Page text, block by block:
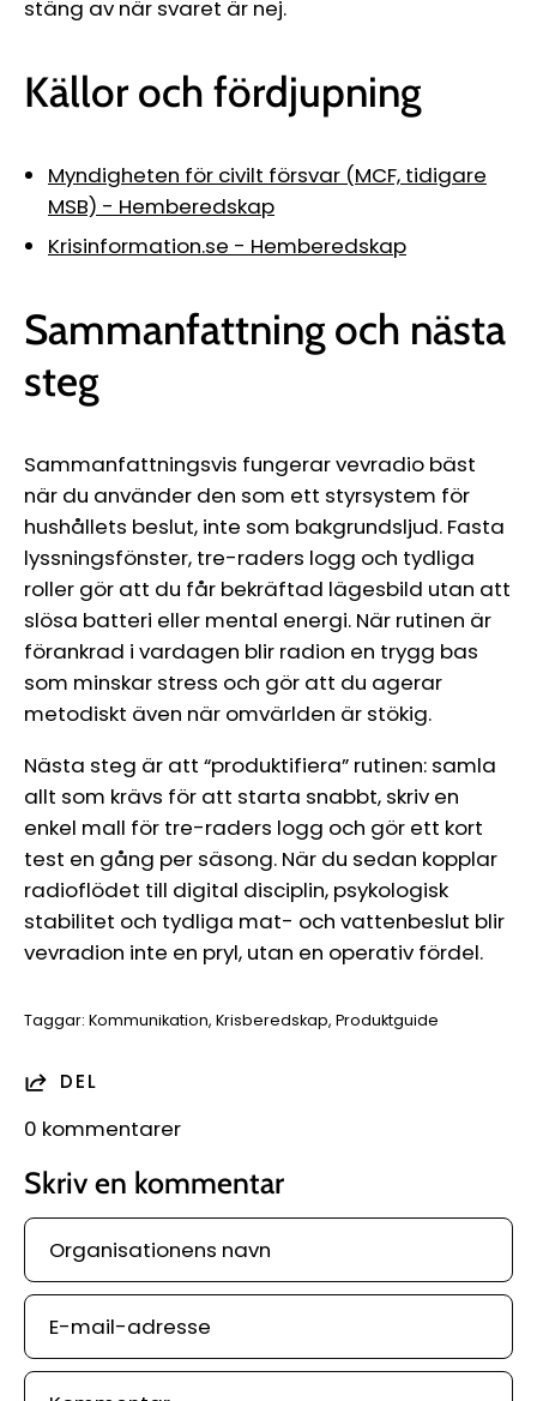
stäng av när svaret är nej.
Källor och fördjupning
Myndigheten för civilt försvar (MCF, tidigare
MSB) - Hemberedskap
Krisinformation.se - Hemberedskap
Sammanfattning och nästa
steg
Sammanfattningsvis fungerar vevradio bäst
när du använder den som ett styrsystem för
hushållets beslut, inte som bakgrundsljud. Fasta
lyssningsfönster, tre-raders logg och tydliga
roller gör att du får bekräftad lägesbild utan att
slösa batteri eller mental energi. När rutinen är
förankrad i vardagen blir radion en trygg bas
som minskar stress och gör att du agerar
metodiskt även när omvärlden är stökig.
Nästa steg är att “produktifiera” rutinen: samla
allt som krävs för att starta snabbt, skriv en
enkel mall för tre-raders logg och gör ett kort
test en gång per säsong. När du sedan kopplar
radioflödet till digital disciplin, psykologisk
stabilitet och tydliga mat- och vattenbeslut blir
vevradion inte en pryl, utan en operativ fördel.
Taggar: Kommunikation Krisberedskap Produktguide
DEL
0 kommentarer
Skriv en kommentar
Organisationens
navn
E-
mail-
adresse
Kommentar